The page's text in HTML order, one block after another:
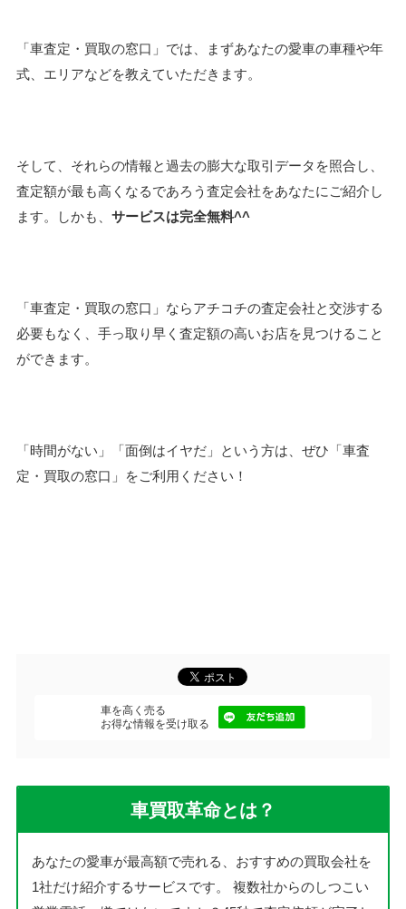
「車査定・買取の窓口」では、まずあなたの愛車の車種や年
式、エリアなどを教えていただきます。
そして、それらの情報と過去の膨大な取引データを照合し、
査定額が最も高くなるであろう査定会社をあなたにご紹介し
ます。しかも、 サービスは完全無料^^
「車査定・買取の窓口」ならアチコチの査定会社と交渉する
必要もなく、手っ取り早く査定額の高いお店を見つけること
ができます。
「時間がない」「面倒はイヤだ」という方は、ぜひ「車査
定・買取の窓口」をご利用ください！
車を高く売る
お得な情報を受け取る
車買取革命とは？
あなたの愛車が最高額で売れる、おすすめの買取会社を
1社だけ紹介するサービスです。
複数社からのしつこい